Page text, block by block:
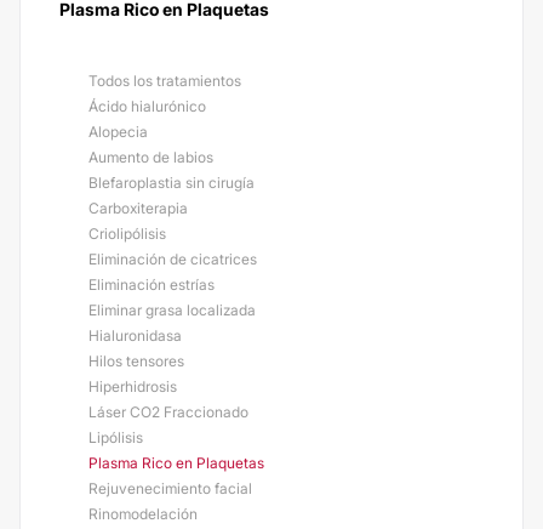
Plasma Rico en Plaquetas
Todos los tratamientos
Ácido hialurónico
Alopecia
Aumento de labios
Blefaroplastia sin cirugía
Carboxiterapia
Criolipólisis
Eliminación de cicatrices
Eliminación estrías
Eliminar grasa localizada
Hialuronidasa
Hilos tensores
Hiperhidrosis
Láser CO2 Fraccionado
Lipólisis
Plasma Rico en Plaquetas
Rejuvenecimiento facial
Rinomodelación